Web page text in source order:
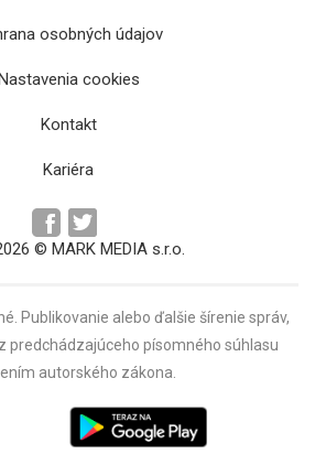
vyčíňala silná búrka s
osobných údajov
cookies
Kontakt
Kariéra
© MARK MEDIA s.r.o.
Publikovanie alebo ďalšie šírenie správ,
predchádzajúceho písomného súhlasu
autorského zákona.